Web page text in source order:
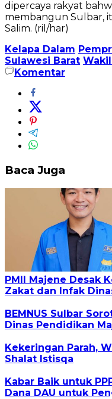
dipercaya rakyat
membangun Sulbar,
Salim. (ril/har)
Kelapa Dalam
Sulawesi Barat
Komentar
Baca Juga
PMII Majene Desak
Zakat dan Infak
BEMNUS Sulbar
Dinas Pendidikan
Kekeringan Parah,
Shalat Istisqa
Kabar Baik untuk
Dana DAU untuk